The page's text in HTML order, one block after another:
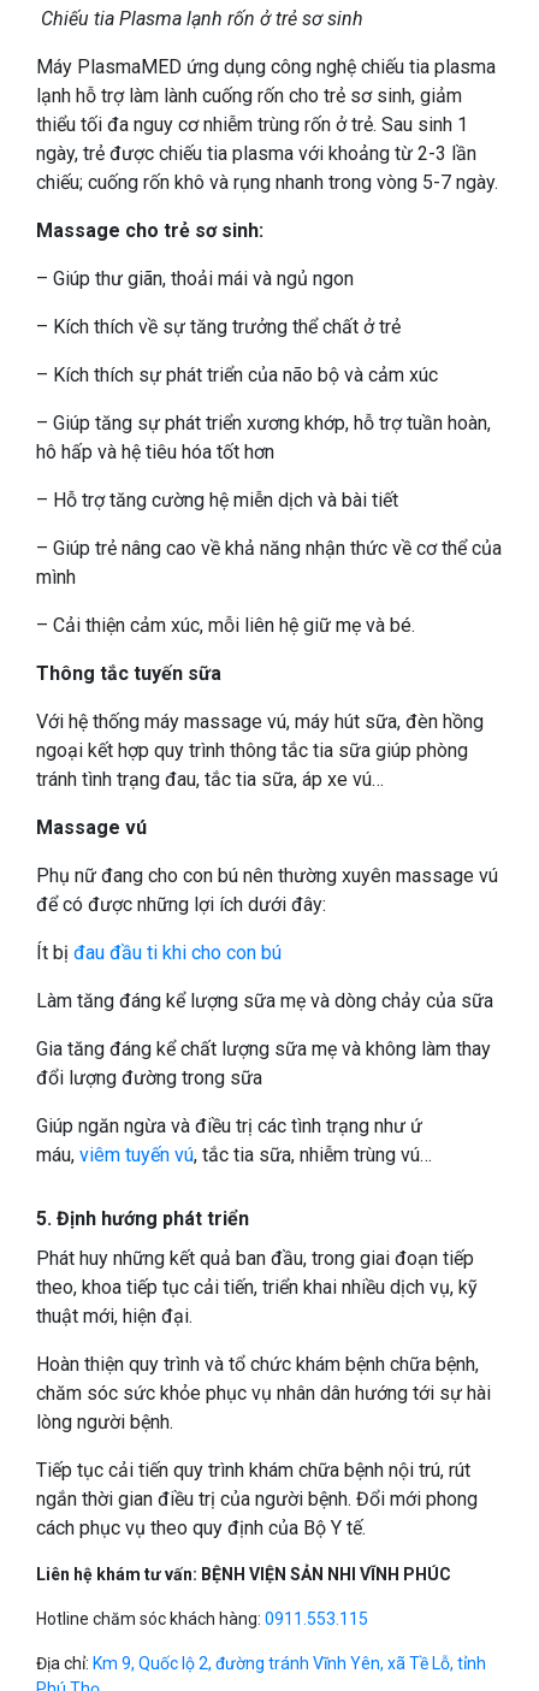
Chiếu tia Plasma lạnh rốn ở trẻ sơ sinh
Máy PlasmaMED ứng dụng công nghệ chiếu tia plasma
lạnh hỗ trợ làm lành cuống rốn cho trẻ sơ sinh, giảm
thiểu tối đa nguy cơ nhiễm trùng rốn ở trẻ. Sau sinh 1
ngày, trẻ được chiếu tia plasma với khoảng từ 2-3 lần
chiếu; cuống rốn khô và rụng nhanh trong vòng 5-7 ngày.
Massage cho trẻ sơ sinh:
– Giúp thư giãn, thoải mái và ngủ ngon
– Kích thích về sự tăng trưởng thể chất ở trẻ
– Kích thích sự phát triển của não bộ và cảm xúc
– Giúp tăng sự phát triển xương khớp, hỗ trợtuần hoàn,
hô hấp và hệ tiêu hóa tốt hơn
– Hỗ trợ tăng cường hệ miễn dịch và bài tiết
– Giúp trẻ nâng cao về khả năng nhận thức về cơ thể của
mình
– Cải thiện cảm xúc, mỗi liên hệ giữ mẹ và bé.
Thông tắc tuyến sữa
Với hệ thống máy massage vú, máy hút sữa, đèn hồng
ngoại kết hợp quy trình thông tắc tia sữa giúp phòng
tránh tình trạng đau, tắc tia sữa, áp xe vú…
Massage vú
Phụ nữ đang cho con bú nên thường xuyên massage vú
để có được những lợi ích dưới đây:
Ít bị đau đầu ti khi cho con bú
Làm tăng đáng kể lượng sữa mẹ và dòng chảy của sữa
Gia tăng đáng kể chất lượng sữa mẹ và không làm thay
đổi lượng đường trong sữa
Giúp ngăn ngừa và điều trị các tình trạng như ứ
máu, viêm tuyến vú, tắc tia sữa, nhiễm trùng vú…
5. Định hướng phát triển
Phát huy những kết quả ban đầu, trong giai đoạn tiếp
theo, khoa tiếp tục cải tiến, triển khai nhiều dịch vụ, kỹ
thuật mới, hiện đại.
Hoàn thiện quy trình và tổ chức khám bệnh chữa bệnh,
chăm sóc sức khỏe phục vụ nhân dân hướng tới sự hài
lòng người bệnh.
Tiếp tục cải tiến quy trình khám chữa bệnh nội trú, rút
ngắn thời gian điều trị của người bệnh. Đổi mới phong
cách phục vụ theo quy định của Bộ Y tế.
Liên hệ khám tư vấn: BỆNH VIỆN SẢN NHI VĨNH PHÚC
Hotline chăm sóc khách hàng: 0911.553.115
Địa chỉ: Km 9, Quốc lộ 2, đường tránh Vĩnh Yên, xã Tề Lỗ, tỉnh